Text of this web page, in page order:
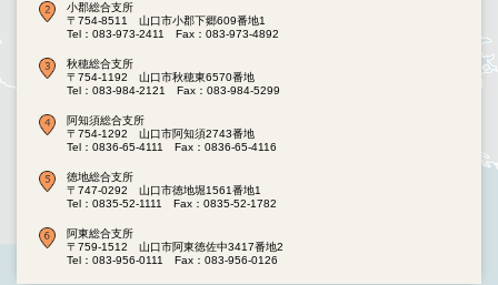
小郡総合支所
〒754-8511 山口市小郡下郷609番地1
Tel：083-973-2411
Fax：083-973-4892
秋穂総合支所
〒754-1192 山口市秋穂東6570番地
Tel：083-984-2121
Fax：083-984-5299
阿知須総合支所
〒754-1292 山口市阿知須2743番地
Tel：0836-65-4111
Fax：0836-65-4116
徳地総合支所
〒747-0292 山口市徳地堀1561番地1
Tel：0835-52-1111
Fax：0835-52-1782
阿東総合支所
〒759-1512 山口市阿東徳佐中3417番地2
Tel：083-956-0111
Fax：083-956-0126